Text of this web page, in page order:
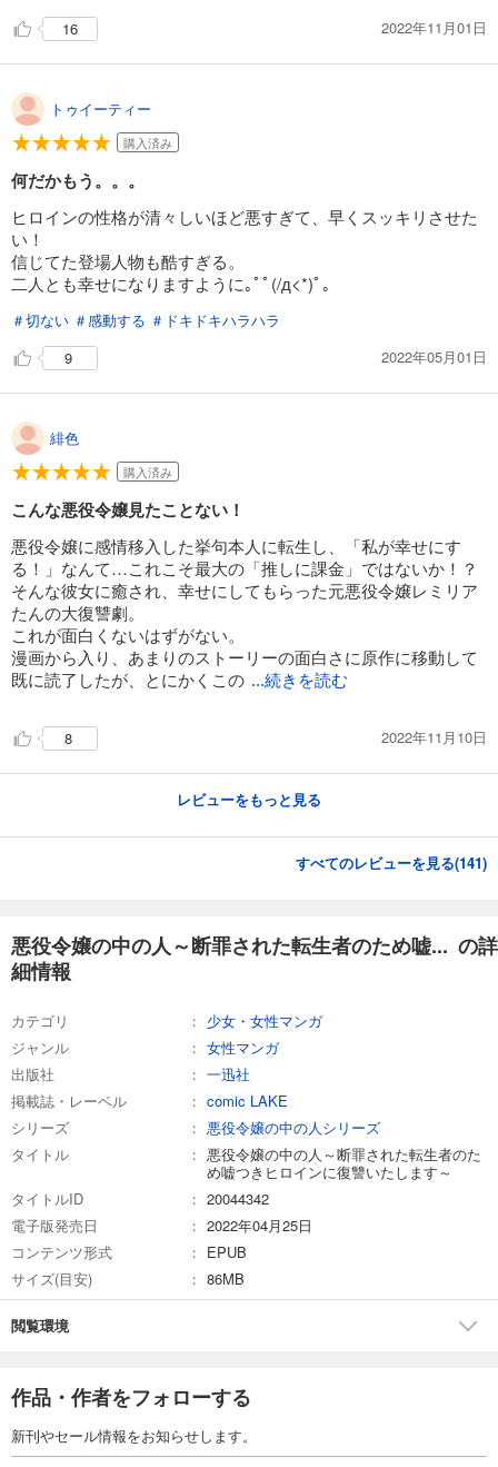
16
2022年11月01日
トゥイーティー
購入済み
何だかもう。。。
ヒロインの性格が清々しいほど悪すぎて、早くスッキリさせた
い！
信じてた登場人物も酷すぎる。
二人とも幸せになりますように｡ﾟﾟ(/д<*)ﾟ｡
＃切ない ＃感動する ＃ドキドキハラハラ
9
2022年05月01日
緋色
購入済み
こんな悪役令嬢見たことない！
悪役令嬢に感情移入した挙句本人に転生し、「私が幸せにす
る！」なんて…これこそ最大の「推しに課金」ではないか！？
そんな彼女に癒され、幸せにしてもらった元悪役令嬢レミリア
たんの大復讐劇。
これが面白くないはずがない。
漫画から入り、あまりのストーリーの面白さに原作に移動して
既に読了したが、とにかくこの ...続きを読む
8 2022年11月10日
レビューをもっと見る
すべてのレビューを見る(141)
悪役令嬢の中の人～断罪された転生者のため嘘... の詳
細情報
カテゴリ
少女・女性マンガ
ジャンル
女性マンガ
出版社
一迅社
掲載誌・レーベル
comic LAKE
シリーズ
悪役令嬢の中の人シリーズ
タイトル
悪役令嬢の中の人～断罪された転生者のた
め嘘つきヒロインに復讐いたします～
タイトルID
20044342
電子版発売日
2022年04月25日
コンテンツ形式
EPUB
サイズ(目安)
86MB
閲覧環境
作品・作者をフォローする
新刊やセール情報をお知らせします。